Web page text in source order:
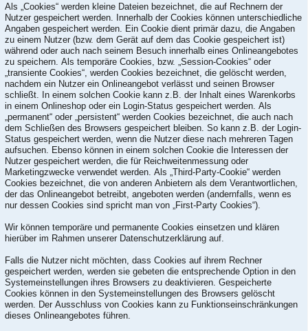
Als „Cookies“ werden kleine Dateien bezeichnet, die auf Rechnern der
Nutzer gespeichert werden. Innerhalb der Cookies können unterschiedliche
Angaben gespeichert werden. Ein Cookie dient primär dazu, die Angaben
zu einem Nutzer (bzw. dem Gerät auf dem das Cookie gespeichert ist)
während oder auch nach seinem Besuch innerhalb eines Onlineangebotes
zu speichern. Als temporäre Cookies, bzw. „Session-Cookies“ oder
„transiente Cookies“, werden Cookies bezeichnet, die gelöscht werden,
nachdem ein Nutzer ein Onlineangebot verlässt und seinen Browser
schließt. In einem solchen Cookie kann z.B. der Inhalt eines Warenkorbs
in einem Onlineshop oder ein Login-Status gespeichert werden. Als
„permanent“ oder „persistent“ werden Cookies bezeichnet, die auch nach
dem Schließen des Browsers gespeichert bleiben. So kann z.B. der Login-
Status gespeichert werden, wenn die Nutzer diese nach mehreren Tagen
aufsuchen. Ebenso können in einem solchen Cookie die Interessen der
Nutzer gespeichert werden, die für Reichweitenmessung oder
Marketingzwecke verwendet werden. Als „Third-Party-Cookie“ werden
Cookies bezeichnet, die von anderen Anbietern als dem Verantwortlichen,
der das Onlineangebot betreibt, angeboten werden (andernfalls, wenn es
nur dessen Cookies sind spricht man von „First-Party Cookies“).
Wir können temporäre und permanente Cookies einsetzen und klären
hierüber im Rahmen unserer Datenschutzerklärung auf.
Falls die Nutzer nicht möchten, dass Cookies auf ihrem Rechner
gespeichert werden, werden sie gebeten die entsprechende Option in den
Systemeinstellungen ihres Browsers zu deaktivieren. Gespeicherte
Cookies können in den Systemeinstellungen des Browsers gelöscht
werden. Der Ausschluss von Cookies kann zu Funktionseinschränkungen
dieses Onlineangebotes führen.